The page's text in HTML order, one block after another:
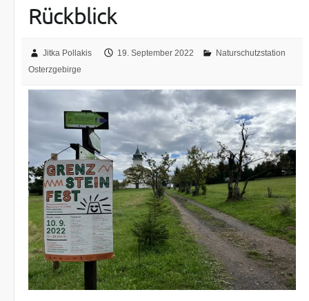
Rückblick
Jitka Pollakis 19. September 2022
Naturschutzstation
Osterzgebirge